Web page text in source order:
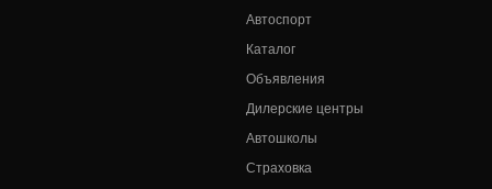
Автоспорт
Каталог
Объявления
Дилерские центры
Автошколы
Страховка